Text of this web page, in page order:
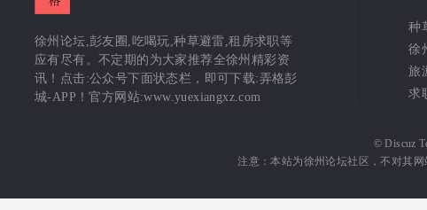
徐州论坛,彭友圈,吃喝玩,种草避雷,租房求职等
应有尽有。不定期的为大家推荐全徐州精彩资
讯！点击:公众号下面状态栏，即可下载:弄格彭
城-APP！官方网站:www.yuexiangxz.com
种
徐
旅
求
©Discuz
注意：本站为徐州论坛社区，不对其